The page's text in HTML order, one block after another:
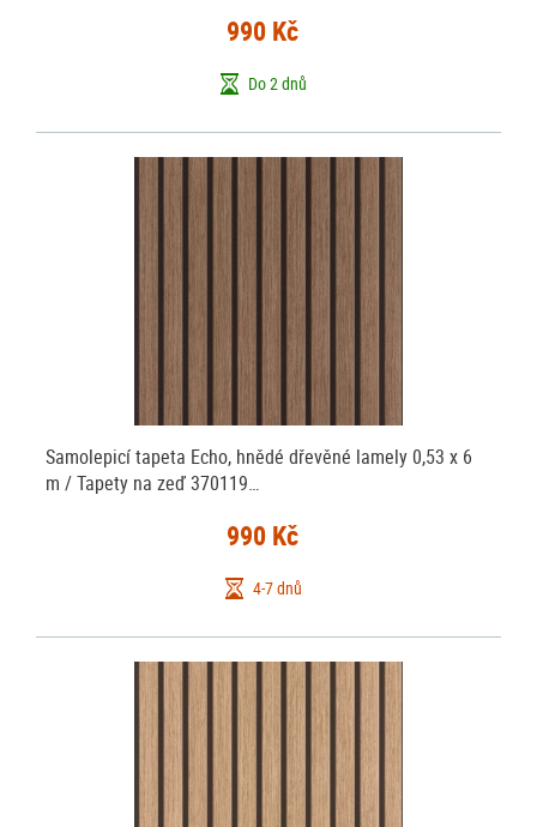
990 Kč
Do 2 dnů
Samolepicí tapeta Echo, hnědé dřevěné lamely 0,53 x 6
m / Tapety na zeď 370119…
990 Kč
4-7 dnů